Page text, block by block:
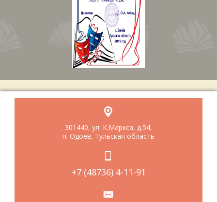
301440, ул. К.Маркса, д.54,
п. Одоев, Тульская область
+7 (48736) 4-11-91